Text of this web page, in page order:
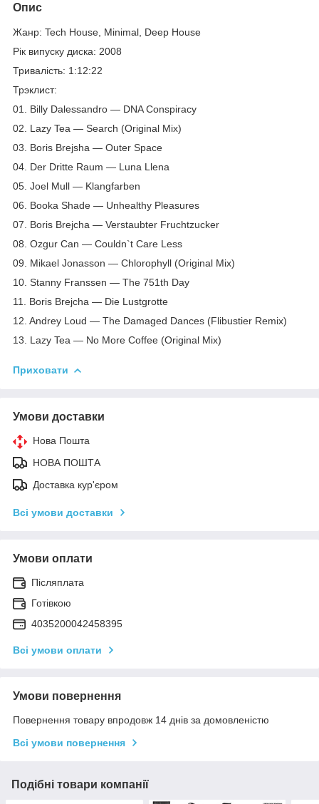
Опис
Жанр: Tech House, Minimal, Deep House
Рік випуску диска: 2008
Тривалість: 1:12:22
Трэклист:
01. Billy Dalessandro — DNA Conspiracy
02. Lazy Tea — Search (Original Mix)
03. Boris Brejsha — Outer Space
04. Der Dritte Raum — Luna Llena
05. Joel Mull — Klangfarben
06. Booka Shade — Unhealthy Pleasures
07. Boris Brejcha — Verstaubter Fruchtzucker
08. Ozgur Can — Couldn`t Care Less
09. Mikael Jonasson — Chlorophyll (Original Mix)
10. Stanny Franssen — The 751th Day
11. Boris Brejcha — Die Lustgrotte
12. Andrey Loud — The Damaged Dances (Flibustier Remix)
13. Lazy Tea — No More Coffee (Original Mix)
Приховати
Умови доставки
Нова Пошта
НОВА ПОШТА
Доставка кур'єром
Всі умови доставки
Умови оплати
Післяплата
Готівкою
4035200042458395
Всі умови оплати
Умови повернення
Повернення товару впродовж 14 днів за домовленістю
Всі умови повернення
Подібні товари компанії